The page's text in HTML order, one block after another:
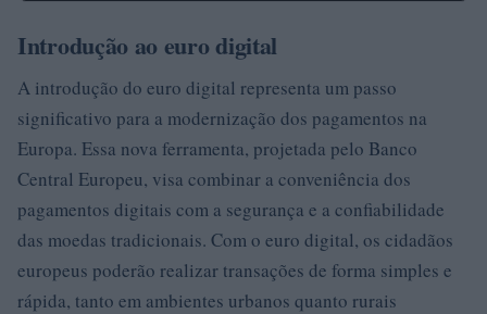
Introdução ao euro digital
A introdução do euro digital representa um passo
significativo para a modernização dos pagamentos na
Europa. Essa nova ferramenta, projetada pelo Banco
Central Europeu, visa combinar a conveniência dos
pagamentos digitais com a segurança e a confiabilidade
das moedas tradicionais. Com o euro digital, os cidadãos
europeus poderão realizar transações de forma simples e
rápida, tanto em ambientes urbanos quanto rurais